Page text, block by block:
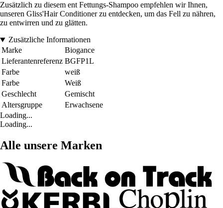
Zusätzlich zu diesem ent Fettungs-Shampoo empfehlen wir Ihnen,
unseren Gliss'Hair Conditioner zu entdecken, um das Fell zu nähren,
zu entwirren und zu glätten.
Zusätzliche Informationen
Marke
Biogance
Lieferantenreferenz BGFP1L
Farbe
weiß
Farbe
Weiß
Geschlecht
Gemischt
Altersgruppe
Erwachsene
Loading...
Loading...
Alle unsere Marken